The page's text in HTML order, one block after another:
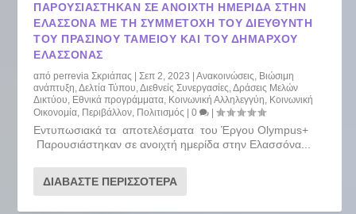
ΠΑΡΟΥΣΙΆΣΤΗΚΑΝ ΣΕ ΑΝΟΙΧΤΉ ΗΜΕΡΊΔΑ ΣΤΗΝ
ΕΛΑΣΣΌΝΑ ΜΕ ΤΗ ΣΥΜΜΕΤΟΧΉ ΤΟΥ ΔΙΕΥΘΥΝΤΉ
ΤΟΥ ΠΡΆΣΙΝΟΥ ΤΑΜΕΊΟΥ ΚΑΙ ΤΟΥ ΔΗΜΆΡΧΟΥ
ΕΛΑΣΣΌΝΑΣ
απόperrevia Σκριάπας |Σεπ 2, 2023 |Ανακοινώσεις, Βιώσιμη
ανάπτυξη,Δελτία Τύπου,Διεθνείς Συνεργασίες,Δράσεις Μελών
Δικτύου, Εθνικά προγράμματα, Κοινωνική Αλληλεγγύη, Κοινωνική
Οικονομία, Περιβάλλον, Πολιτισμός |0 |
Εντυπωσιακά τα αποτελέσματα του Έργου Olympus+
Παρουσιάστηκαν σε ανοιχτή ημερίδα στην Ελασσόνα...
ΔΙΑΒΆΣΤΕ ΠΕΡΙΣΣΌΤΕΡΑ